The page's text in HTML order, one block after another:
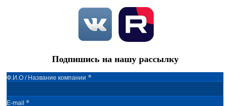
Подпишись на нашу рассылку
Ф.И.О / Название компании *
E-mail *